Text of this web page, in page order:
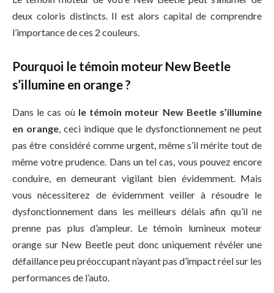
deux coloris distincts. Il est alors capital de comprendre
l’importance de ces 2 couleurs.
Pourquoi le témoin moteur New Beetle
s’illumine en orange ?
Dans le cas où le témoin moteur New Beetle s’illumine
en orange, ceci indique que le dysfonctionnement ne peut
pas être considéré comme urgent, même s’il mérite tout de
même votre prudence. Dans un tel cas, vous pouvez encore
conduire, en demeurant vigilant bien évidemment. Mais
vous nécessiterez de évidemment veiller à résoudre le
dysfonctionnement dans les meilleurs délais afin qu’il ne
prenne pas plus d’ampleur. Le témoin lumineux moteur
orange sur New Beetle peut donc uniquement révéler une
défaillance peu préoccupant n’ayant pas d’impact réel sur les
performances de l’auto.